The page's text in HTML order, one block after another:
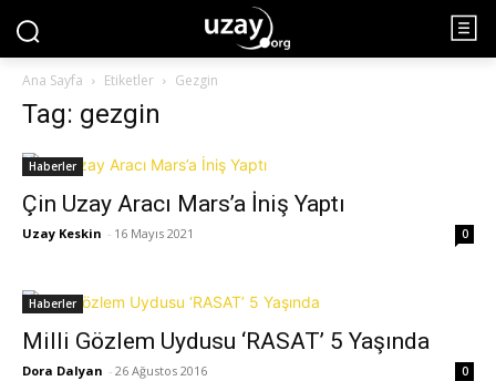
Ana Sayfa Etiketler Gezgin
Tag: gezgin
Haberler
Çin Uzay Aracı Mars’a İniş Yaptı
Uzay Keskin - 16 Mayıs 2021 0
Haberler
Milli Gözlem Uydusu ‘RASAT’ 5 Yaşında
Dora Dalyan - 26 Ağustos 2016 0